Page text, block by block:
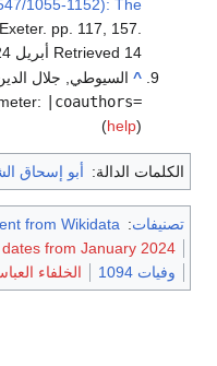
1055-1152): The
pp. 117, 157
Retrieved 14 أبريل 2024
^ السيوطي, جلال
|coauthors=
(help)
الكلمات الدالة: أبو إسحاق
تصنيفات:
from Wikidata
from January 2024
وفيات 1094
الخلفاء